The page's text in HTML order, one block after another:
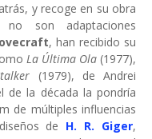
y recoge en su obra
son adaptaciones
, han recibido su
La Última Ola (1977),
(1979), de Andrei
de la década la pondría
de múltiples influencias
de H. R. Giger,